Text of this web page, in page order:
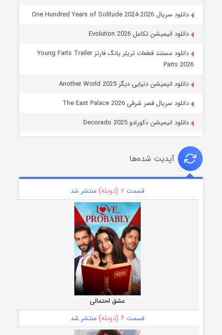
دانلود سریال One Hundred Years of Solitude 2024-2026
دانلود انیمیشن تکامل Evolution 2026
دانلود مستند قطعات تریلر یانگ فارتز Young Farts Trailer
Parts 2026
دانلود انیمیشن دنیایی دیگر Another World 2025
دانلود سریال قصر شرقی The East Palace 2026
دانلود انیمیشن دکورادو Decorado 2025
آپدیت شده‌ها
قسمت ۲ (دوبله) منتشر شد
عشق احتمالی
قسمت ۶ (دوبله) منتشر شد